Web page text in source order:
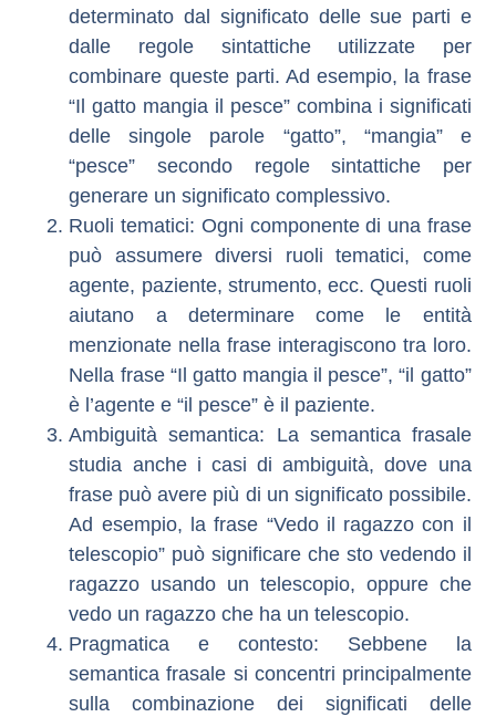
determinato dal significato delle sue parti e
dalle regole sintattiche utilizzate per
combinare queste parti. Ad esempio, la frase
“Il gatto mangia il pesce” combina i significati
delle singole parole “gatto”, “mangia” e
“pesce” secondo regole sintattiche per
generare un significato complessivo.
Ruoli tematici: Ogni componente di una frase
può assumere diversi ruoli tematici, come
agente, paziente, strumento, ecc. Questi ruoli
aiutano a determinare come le entità
menzionate nella frase interagiscono tra loro.
Nella frase “Il gatto mangia il pesce”, “il gatto”
è l’agente e “il pesce” è il paziente.
Ambiguità semantica: La semantica frasale
studia anche i casi di ambiguità, dove una
frase può avere più di un significato possibile.
Ad esempio, la frase “Vedo il ragazzo con il
telescopio” può significare che sto vedendo il
ragazzo usando un telescopio, oppure che
vedo un ragazzo che ha un telescopio.
Pragmatica e contesto: Sebbene la
semantica frasale si concentri principalmente
sulla combinazione dei significati delle